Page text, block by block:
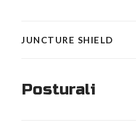
JUNCTURE SHIELD
Posturali